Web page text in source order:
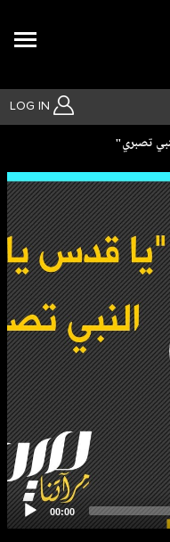
LOG IN
بحث متقدم
تصبري"